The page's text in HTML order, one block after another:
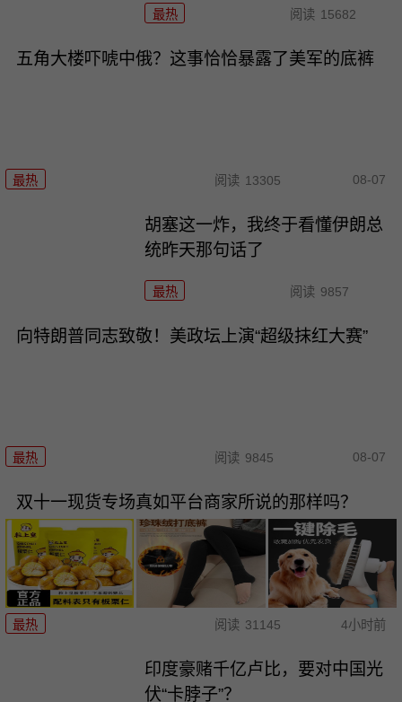
最热 阅读 15682
五角大楼吓唬中俄？这事恰恰暴露了美军的底裤
最热 阅读 13305 08-07
胡塞这一炸，我终于看懂伊朗总
统昨天那句话了
最热 阅读 9857
向特朗普同志致敬！美政坛上演“超级抹红大赛”
最热 阅读 9845 08-07
双十一现货专场真如平台商家所说的那样吗？
最热 阅读 31145 4小时前
印度豪赌千亿卢比，要对中国光
伏“卡脖子”？